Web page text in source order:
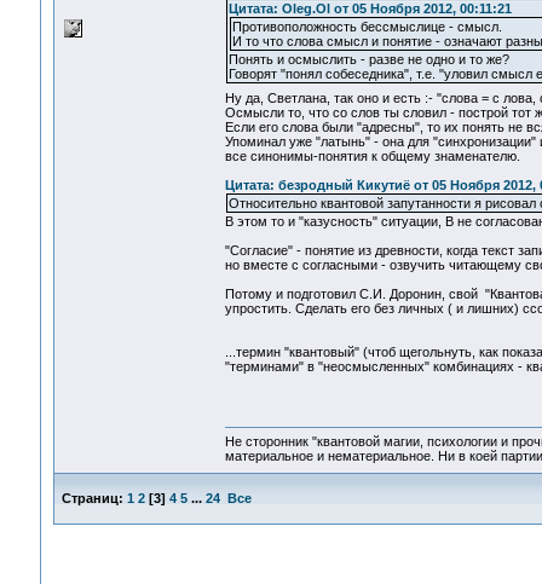
Цитата: Oleg.Ol от 05 Ноября 2012, 00:11:21
Противоположность бессмыслице - смысл.
И то что слова смысл и понятие - означают
Понять и осмыслить - разве не одно и то же?
Говорят "понял собеседника", т.е. "уловил смысл
Ну да, Светлана, так оно и есть :- "слова = с
Осмысли то, что со слов ты словил - построй тот
Если его слова были "адресны", то их понять не
Упоминал уже "латынь" - она для "синхронизации"
все синонимы-понятия к общему знаменателю.
Цитата: безродный Кикутиё от 05 Ноября 2012,
Относительно квантовой запутанности я
В этом то и "казусность" ситуации, В не
"Согласие" - понятие из древности, когда текст
но вместе с согласными - озвучить читающему
Потому и подготовил С.И. Доронин, свой
упростить. Сделать его без личных ( и лишних)
...термин "квантовый" (чтоб щегольнуть, как
"терминами" в "неосмысленных" комбинациях -
Не сторонник "квантовой магии, психологии и
материальное и нематериальное. Ни в коей
Страниц: 1 2[3] 4 5 ... 24 Все